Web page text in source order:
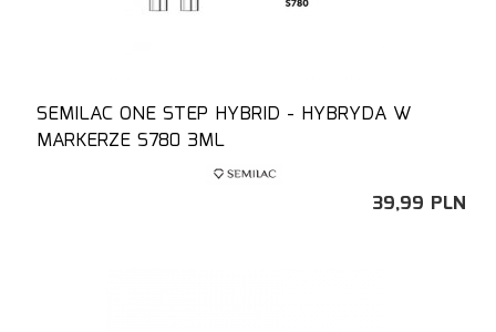
SEMILAC ONE STEP HYBRID - HYBRYDA W
MARKERZE S780 3ML
39,99 PLN